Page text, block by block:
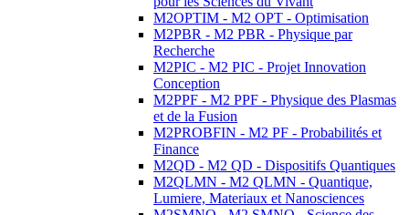
M2OPTIM - M2 OPT - Optimisation
M2PBR - M2 PBR - Physique par
Recherche
M2PIC - M2 PIC - Projet Innovation
Conception
M2PPF - M2 PPF - Physique des Plasmas
et de la Fusion
M2PROBFIN - M2 PF - Probabilités et
Finance
M2QD - M2 QD - Dispositifs Quantiques
M2QLMN - M2 QLMN - Quantique,
Lumiere, Materiaux et Nanosciences